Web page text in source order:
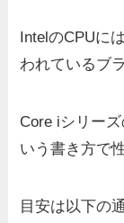
IntelのCPUに
われているブ
Core iシリー
いう書き方で
目安は以下の